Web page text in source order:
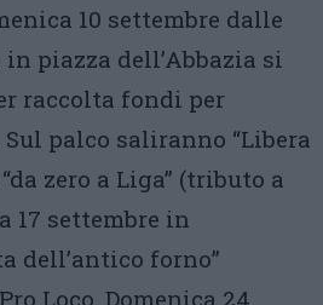
10 settembre dalle
in piazza dell’Abbazia si
raccolta fondi per
palco saliranno “Libera
zero a Liga” (tributo a
17 settembre in
dell’antico forno”
Loco. Domenica 24